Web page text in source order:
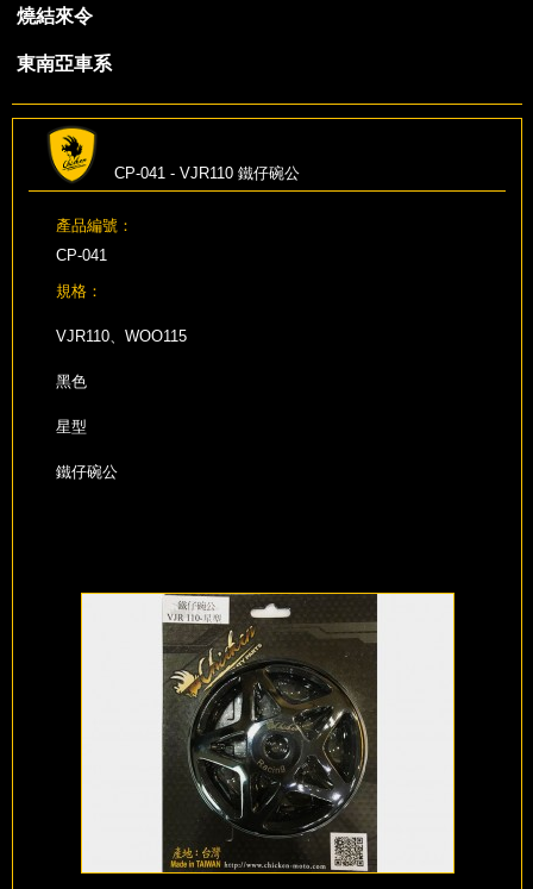
燒結來令
東南亞車系
CP-041 - VJR110 鐵仔碗公
產品編號：
CP-041
規格：
VJR110、WOO115
黑色
星型
鐵仔碗公